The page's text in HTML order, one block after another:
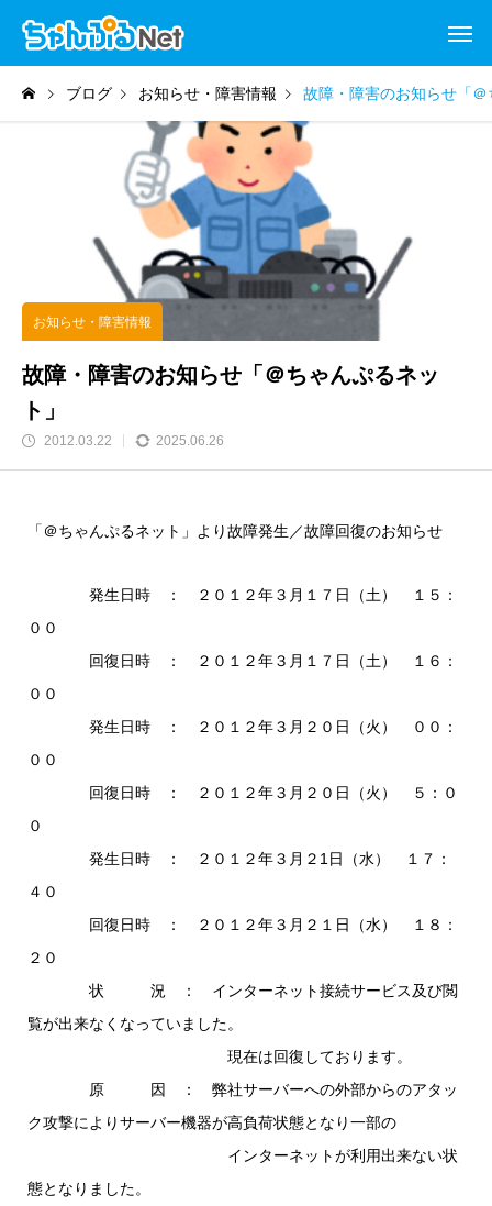
ブログ お知らせ・障害情報 故障・障害のお知らせ「
お知らせ・障害情報
故障・障害のお知らせ「＠ちゃんぷるネッ
ト」
2012.03.22 2025.06.26
「＠ちゃんぷるネット」より故障発生／故障回復のお知らせ
発生日時 ： ２０１２年３月１７日（土） １５：
００
回復日時 ： ２０１２年３月１７日（土） １６：
００
発生日時 ： ２０１２年３月２０日（火） ００：
００
回復日時 ： ２０１２年３月２０日（火） ５：０
０
発生日時 ： ２０１２年３月２1日（水） １７：
４０
回復日時 ： ２０１２年３月２１日（水） １８：
２０
状 況 ： インターネット接続サービス及び閲
覧が出来なくなっていました。
現在は回復しております。
原 因 ： 弊社サーバーへの外部からのアタッ
ク攻撃によりサーバー機器が高負荷状態となり一部の
インターネットが利用出来ない状
態となりました。